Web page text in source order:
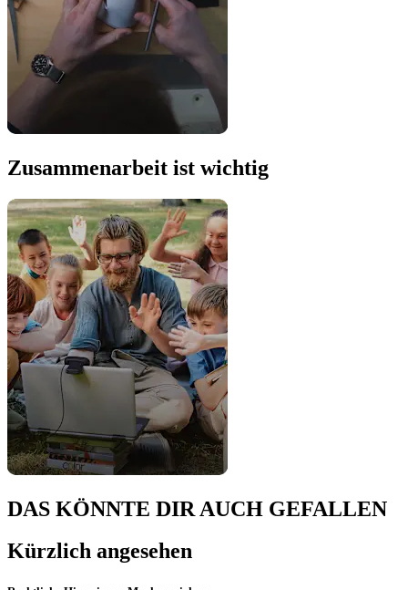
Zusammenarbeit ist wichtig
DAS KÖNNTE DIR AUCH GEFALLEN
Kürzlich angesehen